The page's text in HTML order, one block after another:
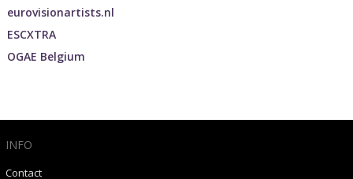
eurovisionartists.nl
ESCXTRA
OGAE Belgium
INFO
Contact